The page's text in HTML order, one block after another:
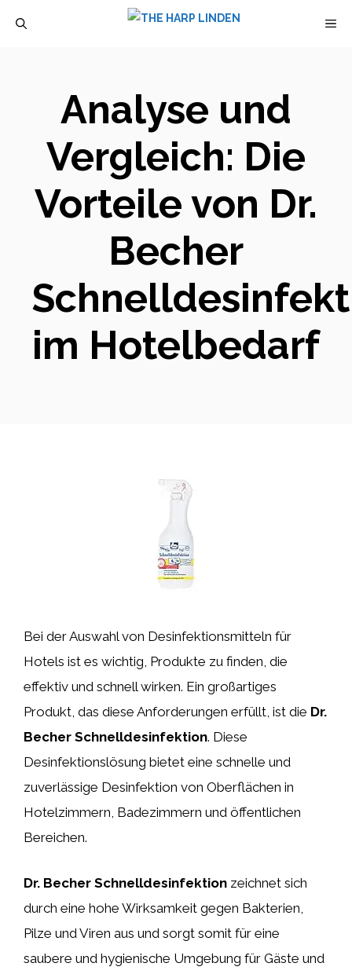
Analyse und
Vergleich: Die
Vorteile von Dr.
Becher
im Hotelbedarf
Bei der Auswahl von Desinfektionsmitteln für
Hotels ist es wichtig, Produkte zu finden, die
effektiv und schnell wirken. Ein großartiges
Produkt, das diese Anforderungen erfüllt, ist die Dr.
Becher Schnelldesinfektion. Diese
Desinfektionslösung bietet eine schnelle und
zuverlässige Desinfektion von Oberflächen in
Hotelzimmern, Badezimmern und öffentlichen
Bereichen.
Dr. Becher Schnelldesinfektion zeichnet sich
durch eine hohe Wirksamkeit gegen Bakterien,
Pilze und Viren aus und sorgt somit für eine
saubere und hygienische Umgebung für Gäste und